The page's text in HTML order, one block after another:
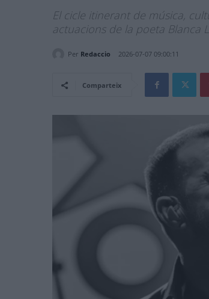
El cicle itinerant de música,
actuacions de la poeta Blanca
Per Redaccio 2026-07-07 09:00:11
Comparteix